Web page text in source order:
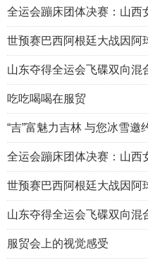
全运会蹦床团体决赛：山西
世预赛巴西阿根廷大战因阿
山东夺得全运会飞碟双向混
吃吃喝喝在服贸
“吉”富魅力吉林 与您冰雪邀
全运会蹦床团体决赛：山西
世预赛巴西阿根廷大战因阿
山东夺得全运会飞碟双向混
服贸会上的视觉感受